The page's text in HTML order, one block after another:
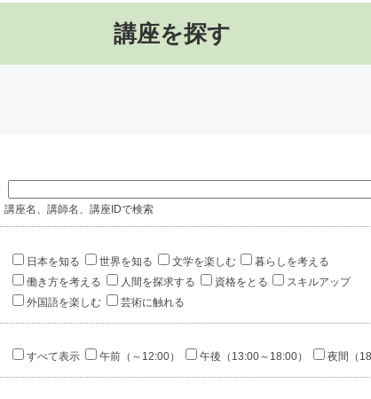
講座を探す
講座名、講師名、講座IDで検索
日本を知る 世界を知る 文学を楽しむ
暮らしを考える
働き方を考える
人間を探求する 資格をとる
スキルアップ
外国語を楽しむ
芸術に触れる
すべて表示 午前（～12:00） 午後（13:00～18:00） 夜間（